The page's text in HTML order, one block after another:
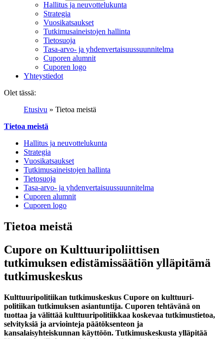
Hallitus ja neuvottelukunta
Strategia
Vuosikatsaukset
Tutkimusaineistojen hallinta
Tietosuoja
Tasa-arvo- ja yhdenvertaisuussuunnitelma
Cuporen alumnit
Cuporen logo
Yhteystiedot
Olet tässä:
Etusivu » Tietoa meistä
Tietoa meistä
Hallitus ja neuvottelukunta
Strategia
Vuosikatsaukset
Tutkimusaineistojen hallinta
Tietosuoja
Tasa-arvo- ja yhdenvertaisuussuunnitelma
Cuporen alumnit
Cuporen logo
Tietoa meistä
Cupore on Kulttuuripoliittisen
tutkimuksen edistämissäätiön ylläpitämä
tutkimuskeskus
Kulttuuripolitiikan tutkimuskeskus Cupore on kulttuuri­
politiikan tutkimuksen asiantuntija. Cuporen tehtävänä on
tuottaa ja välittää kulttuuripolitiikkaa koskevaa tutkimustietoa,
selvityksiä ja arviointeja päätöksenteon ja
kansalaisyhteiskunnan käyttöön. Tutkimuskeskusta ylläpitää